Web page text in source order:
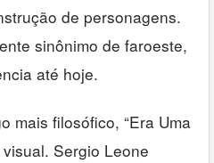
de personagens.
sinônimo de faroeste,
até hoje.
mais filosófico, “Era Uma
Sergio Leone